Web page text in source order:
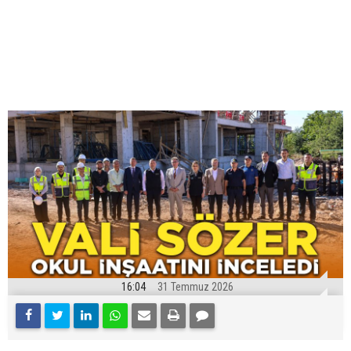
16:04 31 Temmuz 2026